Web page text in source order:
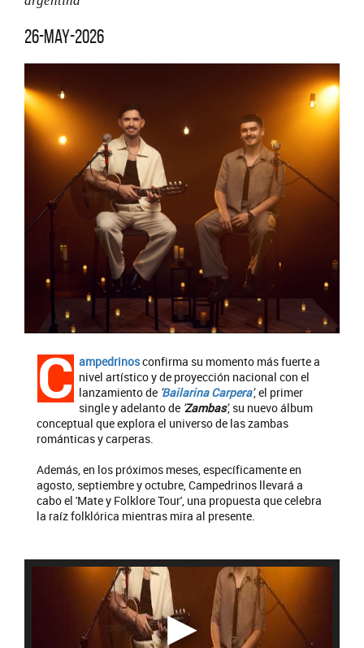
26-may-2026
C ampedrinosconfirma su momento más fuerte a
nivel artístico y de proyección nacional con el
lanzamiento de Bailarina Carpera', el primer
single y adelanto de Zambas', su nuevo álbum
conceptual que explora el universo de las zambas
románticas y carperas.
Además, en los próximos meses, específicamente en
agosto, septiembre y octubre, Campedrinos llevará a
cabo el 'Mate y Folklore Tour', una propuesta que celebra
la raíz folklórica mientras mira al presente.